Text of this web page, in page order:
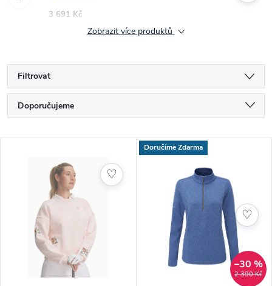
3 691 Kč
Zobrazit více produktů
Filtrovat
Ř
a
Doporučujeme
Nejprodávanější
Abecedně
♡
Doručíme Zdarma
2 390 Kč
–30 %
♡